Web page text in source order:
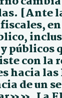
[Ante
con
hacia
de un